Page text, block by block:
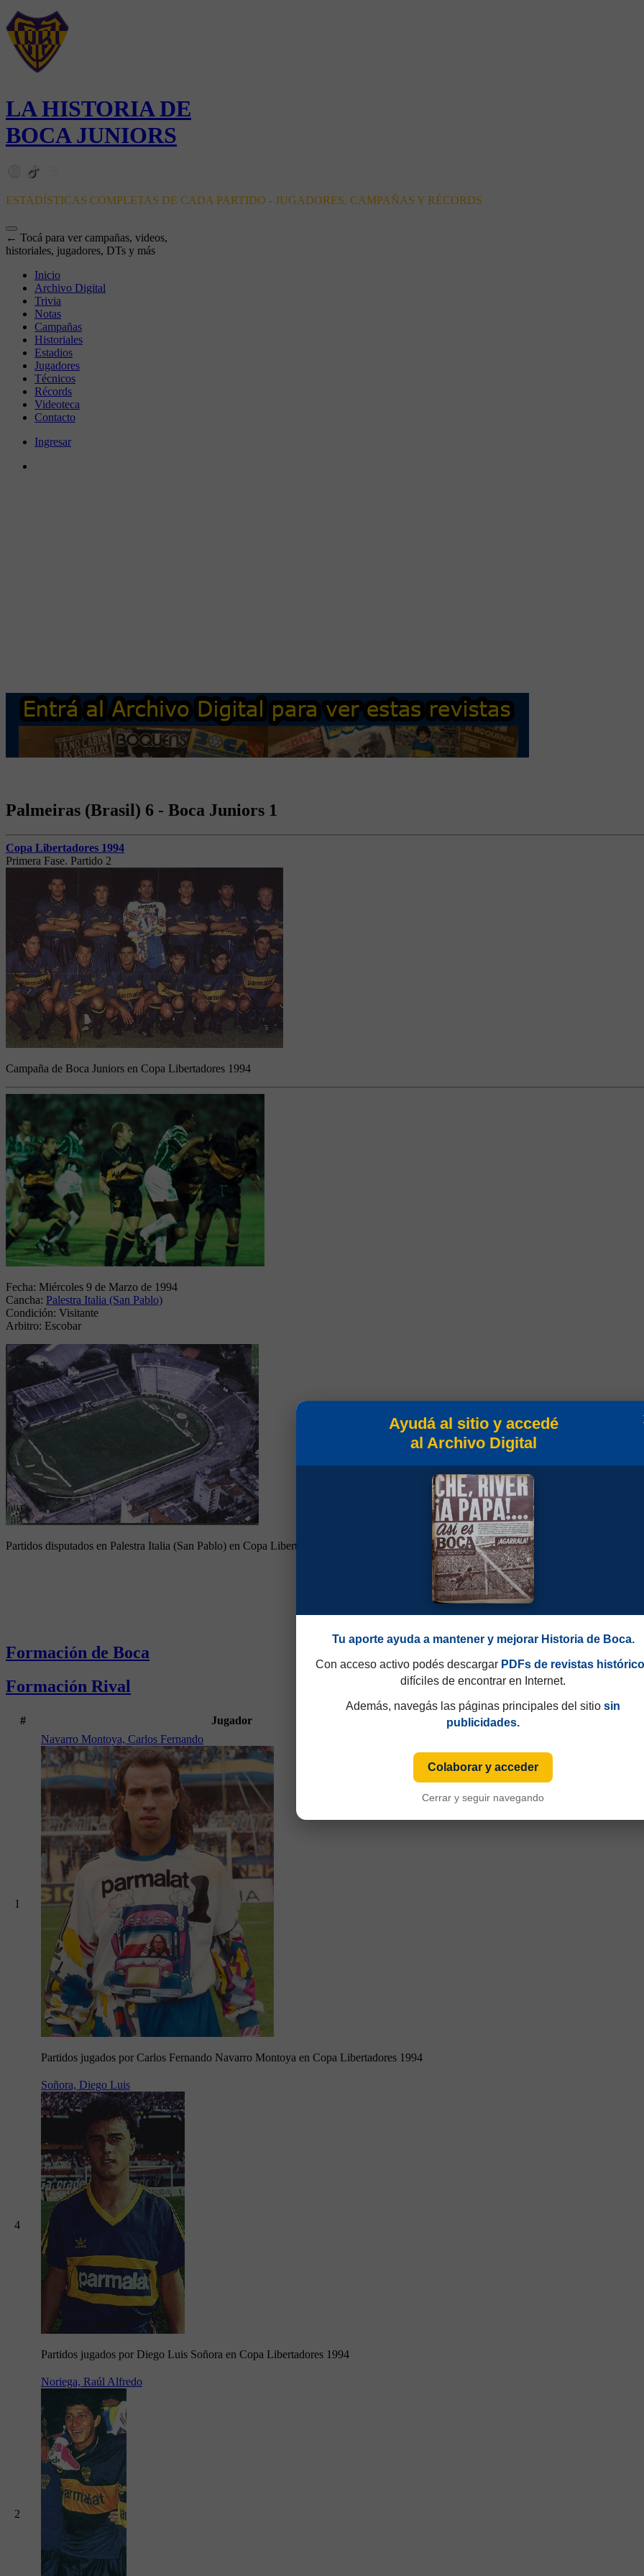
LA HISTORIA DE
BOCA JUNIORS
ESTADÍSTICAS COMPLETAS DE CADA PARTIDO - JUGADORES, CAMPAÑAS Y RÉCORDS
← Tocá para ver campañas, videos,
historiales, jugadores, DTs y más
Inicio
Archivo Digital
Trivia
Notas
Campañas
Historiales
Estadios
Jugadores
Técnicos
Récords
Videoteca
Contacto
Ingresar
Palmeiras (Brasil) 6 - Boca Juniors 1
Copa Libertadores 1994
Primera Fase. Partido 2
Campaña de Boca Juniors en Copa Libertadores 1994
Fecha: Miércoles 9 de Marzo de 1994
Cancha: Palestra Italia (San Pablo)
Condición: Visitante
Arbitro: Escobar
Partidos disputados en Palestra Italia (San Pablo) en Copa Libertadores 1994
Formación de Boca
Formación Rival
# Jugador
1
Navarro Montoya, Carlos Fernando
Partidos jugados por Carlos Fernando Navarro Montoya en Copa Libertadores 1994
4
Soñora, Diego Luis
Partidos jugados por Diego Luis Soñora en Copa Libertadores 1994
2
Noriega, Raúl Alfredo
Ayudá al sitio y accedé
al Archivo Digital
Tu aporte ayuda a mantener y mejorar Historia de Boca.
Con acceso activo podés descargar PDFs de revistas
difíciles de encontrar en Internet.
Además, navegás las páginas principales del sitio sin
publicidades.
Colaborar y acceder
Cerrar y seguir navegando